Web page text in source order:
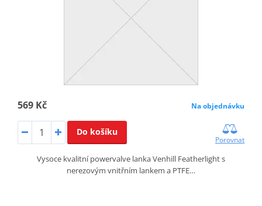
569 Kč Na objednávku
Do košíku
Porovnat
Vysoce kvalitní powervalve lanka Venhill Featherlight s
nerezovým vnitřním lankem a PTFE…